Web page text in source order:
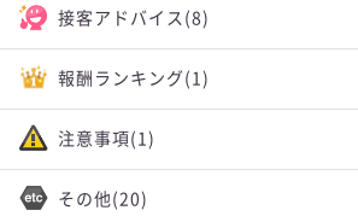
接客アドバイス (8)
報酬ランキング (1)
注意事項 (1)
その他 (20)